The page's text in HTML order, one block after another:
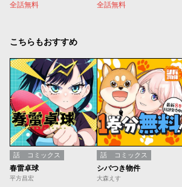
全話無料 全話無料
こちらもおすすめ
話 コミックス
春雷卓球
平方昌宏
話 コミックス
シバつき物件
大森えす